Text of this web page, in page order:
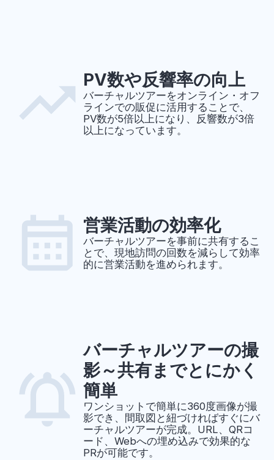
PV数や反響率の向上
バーチャルツアーをオンライン・オフ
ラインでの販促に活用することで、
PV数が5倍以上になり、反響数が3倍
以上になっています。
営業活動の効率化
バーチャルツアーを事前に共有するこ
とで、現地訪問の回数を減らして効率
的に営業活動を進められます。
バーチャルツアーの撮
影～共有までとにかく
簡単
ワンショットで簡単に360度画像が撮
影でき、間取図と紐づければすぐにバ
ーチャルツアーが完成。URL、QRコ
ード、Webへの埋め込みで効果的な
PRが可能です。